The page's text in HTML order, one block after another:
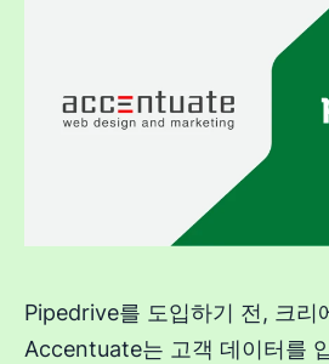
Pipedrive를 도입하기 전, 크리
Accentuate는 고객 데이터를